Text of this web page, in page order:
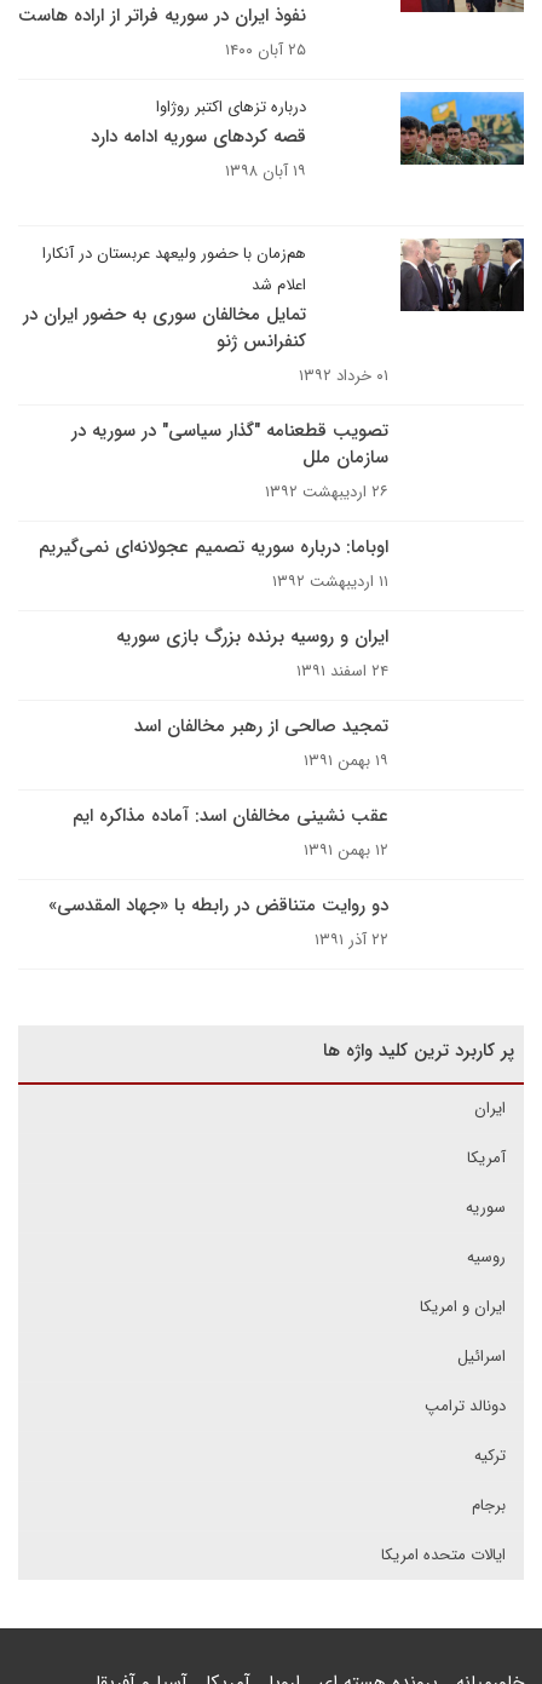
نفوذ ایران در سوریه فراتر از اراده هاست
۲۵ آبان ۱۴۰۰
درباره تزهای اکتبر روژاوا
قصه کردهای سوریه ادامه دارد
۱۹ آبان ۱۳۹۸
هم‌زمان با حضور ولیعهد عربستان در آنکارا
اعلام شد
تمایل مخالفان سوری به حضور ایران در
کنفرانس ژنو
۰۱ خرداد ۱۳۹۲
تصویب قطعنامه "گذار سیاسی" در سوریه در
سازمان ملل
۲۶ اردیبهشت ۱۳۹۲
اوباما: درباره سوریه تصمیم عجولانه‌ای نمی‌گیریم
۱۱ اردیبهشت ۱۳۹۲
ایران و روسیه برنده بزرگ بازی سوریه
۲۴ اسفند ۱۳۹۱
تمجید صالحی از رهبر مخالفان اسد
۱۹ بهمن ۱۳۹۱
عقب نشینی مخالفان اسد: آماده مذاکره ایم
۱۲ بهمن ۱۳۹۱
دو روایت متناقض در رابطه با «جهاد المقدسی»
۲۲ آذر ۱۳۹۱
پر کاربرد ترین کلید واژه ها
ایران
آمریکا
سوریه
روسیه
ایران و امریکا
اسرائیل
دونالد ترامپ
ترکیه
برجام
ایالات متحده امریکا